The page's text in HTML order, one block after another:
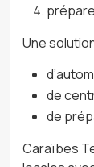
Une
de
de
Caraïbes